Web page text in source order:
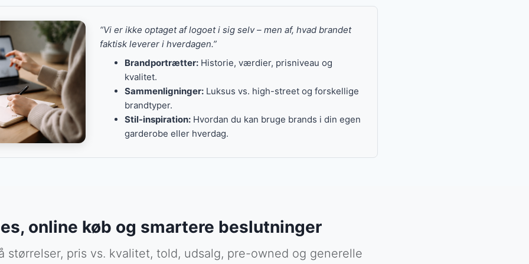
pris og om brandet har potentiale til at holde længere end én sæsons
for pengene
og holdbarhed, kan du også kigge under taggetBedst værdi for pengene
at oversætte trends til noget, du kan bruge i din egen hverdag – og vi
der er hurtigt trend, og hvad der har mere “bæreklang”.
gadgets
indretningsbrands
klassiske modehuse, sneaker-brands, tech- og audio-mærker, rejsegear og
Fællesnævneren er, at de har en tydelig identitet og giver mening i en
“Vi er ikke optaget af logoet i sig selv – men af, hvad brandet
faktisk leverer i hverdagen.”
Brandportrætter: Historie, værdier, prisniveau og
kvalitet.
Sammenligninger: Luksus vs. high-street og forskellige
brandtyper.
Stil-inspiration: Hvordan du kan bruge brands i din egen
garderobe eller hverdag.
online køb og smartere beslutninger
størrelser, pris vs. kvalitet, told, udsalg, pre-owned og generelle